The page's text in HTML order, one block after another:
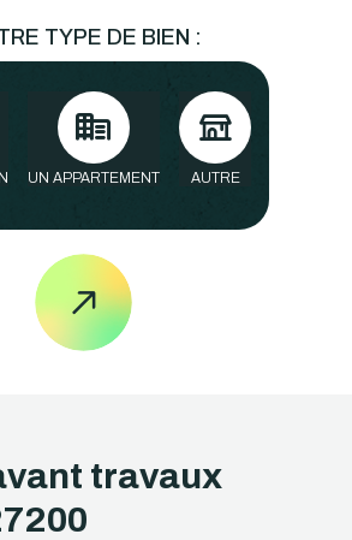
TYPE DE BIEN :
UN APPARTEMENT AUTRE
travaux